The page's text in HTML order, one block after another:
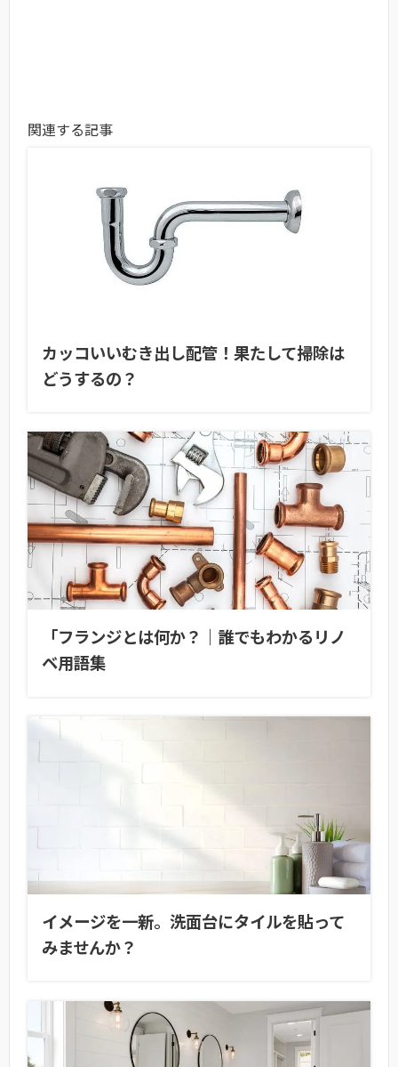
関連する記事
カッコいいむき出し配管！果たして掃除は
どうするの？
「フランジとは何か？｜誰でもわかるリノ
ベ用語集
イメージを一新。洗面台にタイルを貼って
みませんか？